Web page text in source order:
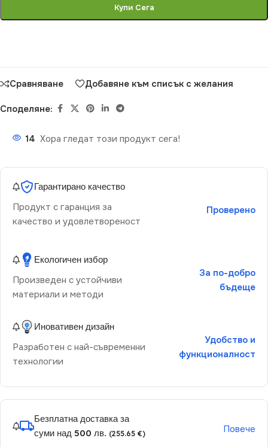
Купи Сега
Сравняване Добавяне към списък с желания
Споделяне:
14 Хора гледат този продукт сега!
Гарантирано качество
Продукт с гаранция за
качество и удовлетвореност
Проверено
Екологичен избор
Произведен с устойчиви
материали и методи
За по-добро
бъдеще
Иновативен дизайн
Разработен с най-съвременни
технологии
Удобство и
функционалност
Безплатна доставка за
суми над 500 лв. (255.65 €) Повече